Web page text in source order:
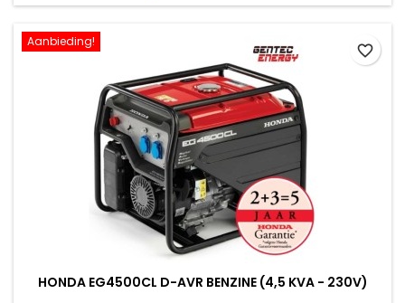
Aanbieding!
HONDA EG4500CL D-AVR BENZINE (4,5 KVA - 230V)
favorite_border